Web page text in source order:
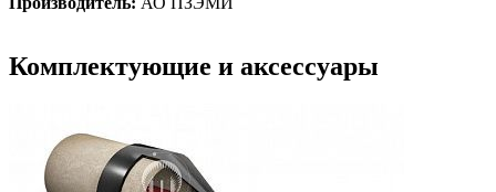
Комплектующие и аксессуары